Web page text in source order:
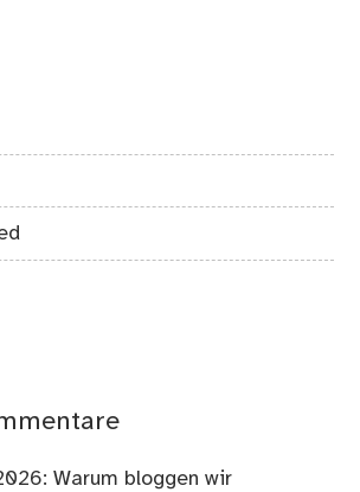
Warum bloggen wir